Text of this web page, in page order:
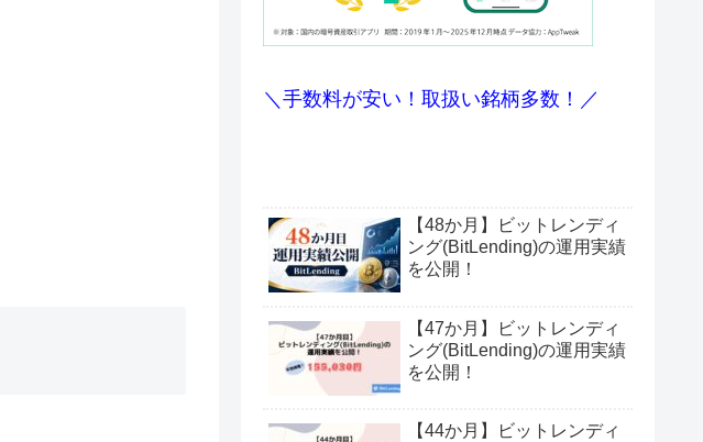
＼手数料が安い！取扱い銘柄多数！／
【48か月】ビットレンディ
ング(BitLending)の運用実績
を公開！
【47か月】ビットレンディ
ング(BitLending)の運用実績
を公開！
【44か月】ビットレンディ